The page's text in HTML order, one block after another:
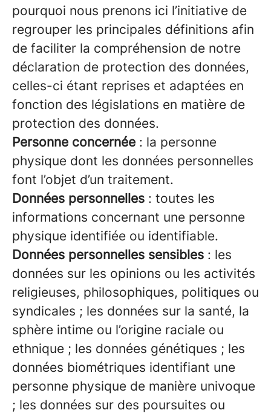
pourquoi nous prenons ici l’initiative de
regrouper les principales définitions afin
de faciliter la compréhension de notre
déclaration de protection des données,
celles-ci étant reprises et adaptées en
fonction des législations en matière de
protection des données.
Personne concernée : la personne
physique dont les données personnelles
font l’objet d’un traitement.
Données personnelles : toutes les
informations concernant une personne
physique identifiée ou identifiable.
Données personnelles sensibles : les
données sur les opinions ou les activités
religieuses, philosophiques, politiques ou
syndicales ; les données sur la santé, la
sphère intime ou l’origine raciale ou
ethnique ; les données génétiques ; les
données biométriques identifiant une
personne physique de manière univoque
; les données sur des poursuites ou